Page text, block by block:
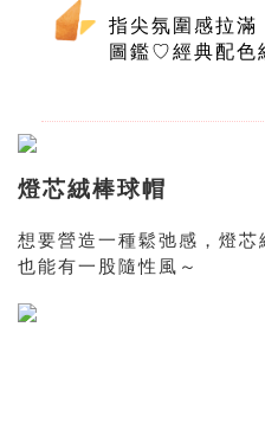
指尖氛圍感拉滿
圖鑑♡經典配色
燈芯絨棒球帽
想要營造一種鬆弛感，燈
也能有一股隨性風～